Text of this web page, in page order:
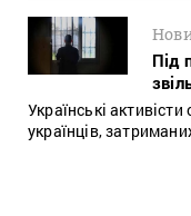
Під
Українські
українців,